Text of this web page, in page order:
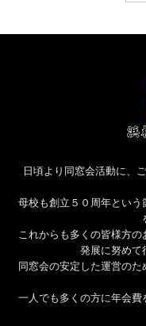
日頃より同窓会活動に、
母校も創立５０周年とい
これからも多くの皆様方
発展に努めて
同窓会の安定した運営の
一人でも多くの方に年会